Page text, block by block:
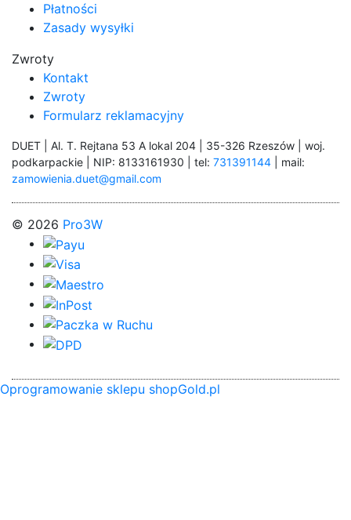
Płatności
Zasady wysyłki
Zwroty
Kontakt
Zwroty
Formularz reklamacyjny
DUET | Al. T. Rejtana 53 A lokal 204 | 35-326 Rzeszów | woj.
podkarpackie | NIP: 8133161930 | tel: 731391144 | mail:
zamowienia.duet@gmail.com
© 2026 Pro3W
Oprogramowanie sklepu shopGold.pl